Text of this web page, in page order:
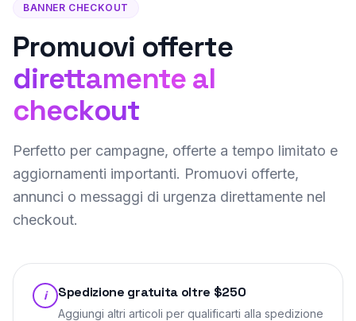
BANNER CHECKOUT
Promuovi offerte
direttamente al
checkout
Perfetto per campagne, offerte a tempo limitato e
aggiornamenti importanti. Promuovi offerte,
annunci o messaggi di urgenza direttamente nel
checkout.
i Spedizione gratuita oltre $250
Aggiungi altri articoli per qualificarti alla spedizione